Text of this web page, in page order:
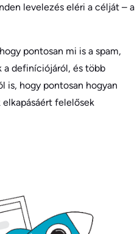
levelezés eléri a célját – a
pontosan mi is a spam,
a definíciójáról, és több
is, hogy pontosan hogyan
felelősek